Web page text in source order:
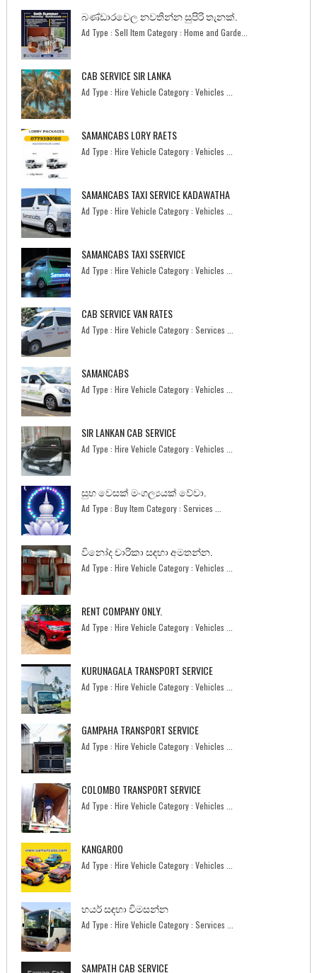
බණ්ඩාරවෙල නවතින්න සුපිරි තැනක්.
Ad Type : Sell Item Category : Home and Garde...
CAB SERVICE SIR LANKA
Ad Type : Hire Vehicle Category : Vehicles ...
SAMANCABS LORY RAETS
Ad Type : Hire Vehicle Category : Vehicles ...
SAMANCABS TAXI SERVICE KADAWATHA
Ad Type : Hire Vehicle Category : Vehicles ...
SAMANCABS TAXI SSERVICE
Ad Type : Hire Vehicle Category : Vehicles ...
CAB SERVICE VAN RATES
Ad Type : Hire Vehicle Category : Services ...
SAMANCABS
Ad Type : Hire Vehicle Category : Vehicles ...
SIR LANKAN CAB SERVICE
Ad Type : Hire Vehicle Category : Vehicles ...
සුභ වෙසක් මංගල්‍යයක් වේවා.
Ad Type : Buy Item Category : Services ...
විනෝද චාරිකා සඳහා අමතන්න.
Ad Type : Hire Vehicle Category : Vehicles ...
RENT COMPANY ONLY.
Ad Type : Hire Vehicle Category : Vehicles ...
KURUNAGALA TRANSPORT SERVICE
Ad Type : Hire Vehicle Category : Vehicles ...
GAMPAHA TRANSPORT SERVICE
Ad Type : Hire Vehicle Category : Vehicles ...
COLOMBO TRANSPORT SERVICE
Ad Type : Hire Vehicle Category : Vehicles ...
KANGAROO
Ad Type : Hire Vehicle Category : Vehicles ...
හයර් සඳහා විමසන්න
Ad Type : Hire Vehicle Category : Services ...
SAMPATH CAB SERVICE